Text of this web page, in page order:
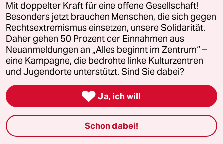
Mehr taz Lesestoff
taz Blogs
taz FUTURZWEI
Le Monde diplomatique
taz Archiv
Mit doppelter Kraft für eine offene Gesellschaft!
Besonders jetzt brauchen Menschen, die sich gegen
Rechtsextremismus einsetzen, unsere Solidarität.
Daher gehen 50 Prozent der Einnahmen aus
Neuanmeldungen an „Alles beginnt im Zentrum“ –
eine Kampagne, die bedrohte linke Kulturzentren
und Jugendorte unterstützt. Sind Sie dabei?
 Ja, ich will
Schon dabei!